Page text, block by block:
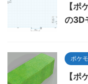
【ポ
の3D
ポケ
【ポ